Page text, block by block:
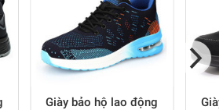
Giày bảo hộ lao động